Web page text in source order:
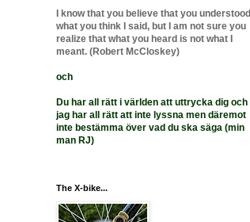
I know that you believe that you understood
what you think I said, but I am not sure you
realize that what you heard is not what I
meant. (Robert McCloskey)
och
Du har all rätt i världen att uttrycka dig och
jag har all rätt att inte lyssna men däremot
inte bestämma över vad du ska säga (min
man RJ)
The X-bike...